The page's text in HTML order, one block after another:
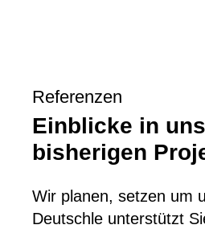
Referenzen
Einblicke in
bisherigen
Wir planen, setzen um
Deutschle unterstützt